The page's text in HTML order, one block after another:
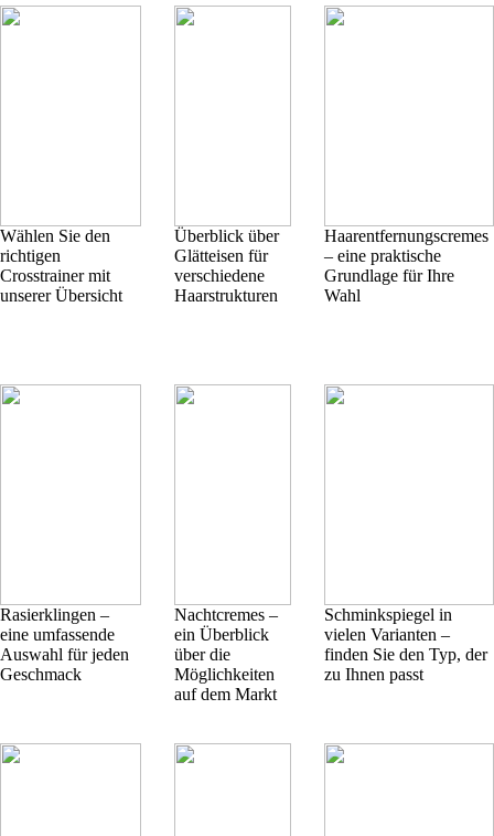
Wählen Sie den
richtigen
Crosstrainer mit
unserer Übersicht
Überblick über
Glätteisen für
verschiedene
Haarstrukturen
Haarentfernungscremes
– eine praktische
Grundlage für Ihre
Wahl
Rasierklingen –
eine umfassende
Auswahl für jeden
Geschmack
Nachtcremes –
ein Überblick
über die
Möglichkeiten
auf dem Markt
Schminkspiegel in
vielen Varianten –
finden Sie den Typ, der
zu Ihnen passt